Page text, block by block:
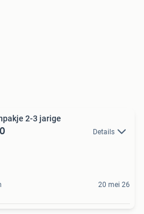
2-3 jarige
Details
20 mei 26